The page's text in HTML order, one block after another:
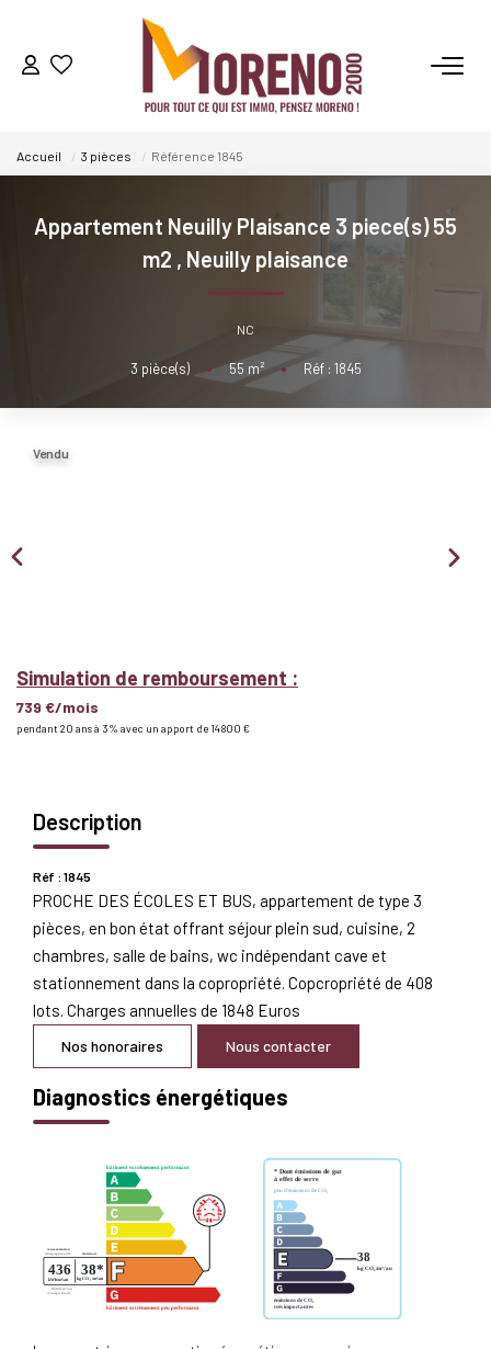
VENTES
LOCATIONS
GESTION
NOS AGENCES
Accueil 3 pièces Référence 1845
Appartement Neuilly Plaisance 3 piece(s) 55
m2 , Neuilly plaisance
NC
3 pièce(s) • 55 m² • Réf : 1845
Vendu
Simulation de remboursement :
739 €/mois
pendant 20 ans à 3% avec un apport de 14 800 €
Description
Réf : 1845
PROCHE DES ÉCOLES ET BUS, appartement de type 3
pièces, en bon état offrant séjour plein sud, cuisine, 2
chambres, salle de bains, wc indépendant cave et
stationnement dans la copropriété. Copcropriété de 408
lots. Charges annuelles de 1848 Euros
Nos honoraires Nous contacter
Diagnostics énergétiques